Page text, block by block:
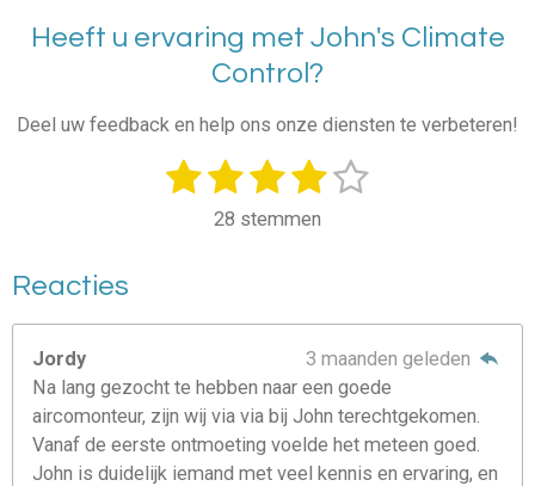
Heeft u ervaring met John's Climate
Control?
Deel uw feedback en help ons onze diensten te verbeteren!
n
1
r
2
s
r
r
e
n
3
s
r
e
n
4
s
r
e
n
5
r
r
e
n
28 stemmen
Reacties
Jordy
3 maanden geleden
Na lang gezocht te hebben naar een goede
aircomonteur, zijn wij via via bij John terechtgekomen.
Vanaf de eerste ontmoeting voelde het meteen goed.
John is duidelijk iemand met veel kennis en ervaring, en